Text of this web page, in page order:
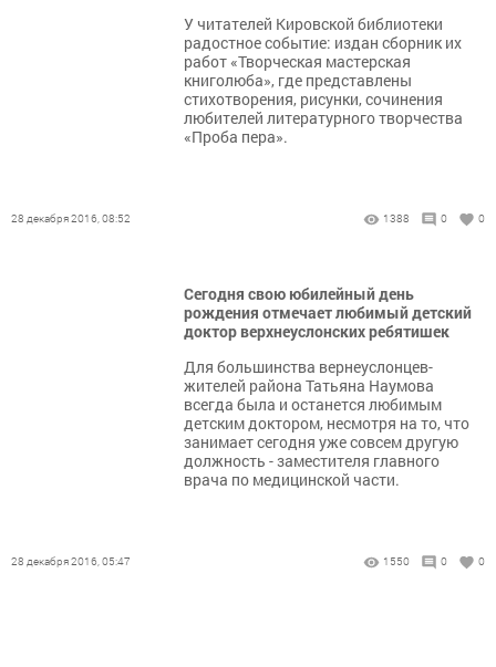
У читателей Кировской библиотеки
радостное событие: издан сборник их
работ «Творческая мастерская
книголюба», где представлены
стихотворения, рисунки, сочинения
любителей литературного творчества
«Проба пера».
28 декабря 2016, 08:52 1388 0 0
Сегодня свою юбилейный день
рождения отмечает любимый детский
доктор верхнеуслонских ребятишек
Для большинства вернеуслонцев-
жителей района Татьяна Наумова
всегда была и останется любимым
детским доктором, несмотря на то, что
занимает сегодня уже совсем другую
должность - заместителя главного
врача по медицинской части.
28 декабря 2016, 05:47 1550 0 0